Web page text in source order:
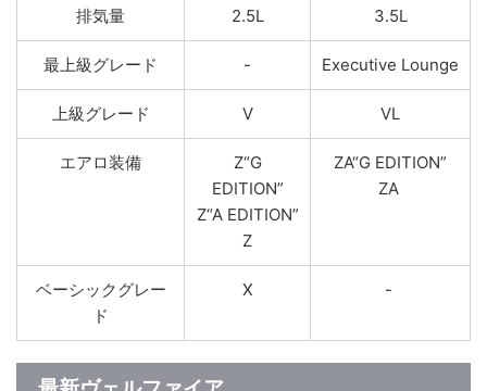
排気量 2.5L 3.5L
最上級グレード - Executive Lounge
上級グレード V VL
エアロ装備
Z“G
EDITION”
Z“A EDITION”
Z
ZA“G EDITION”
ZA
ベーシックグレー
ド
X -